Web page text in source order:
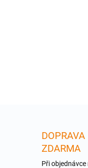
DOPRAVA
ZDARMA
Při objednávce